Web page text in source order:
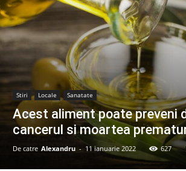
Stiri Locale Sanatate
Acest aliment poate preveni
cancerul si moartea
De catre Alexandru - 11 ianuarie 2022 627